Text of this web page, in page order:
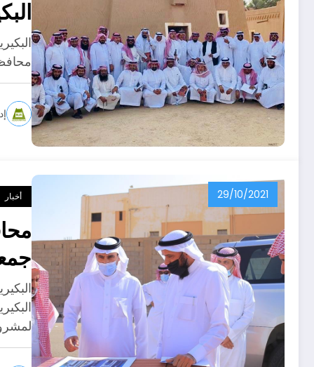
29/10/2021 أخبار